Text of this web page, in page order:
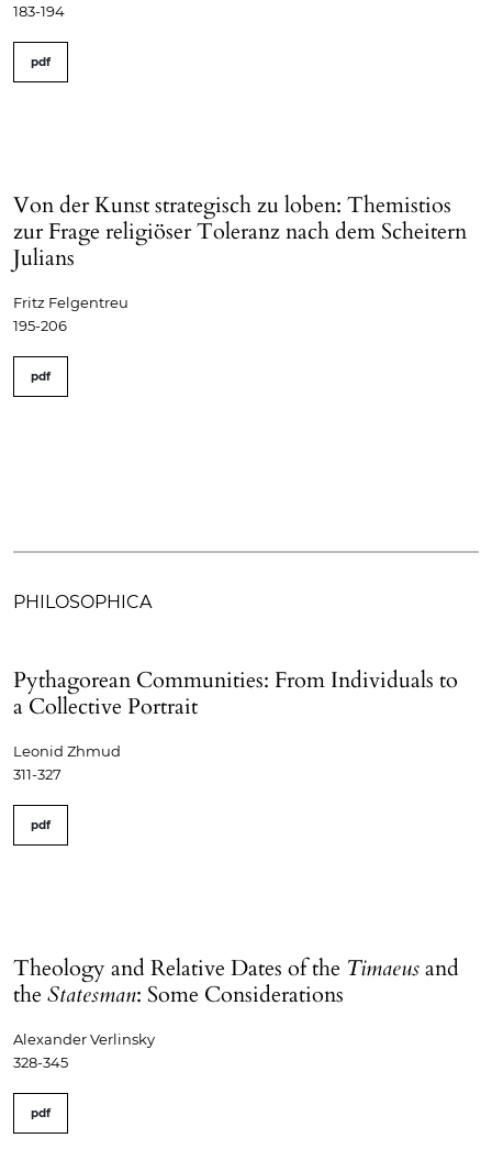
183-194
pdf
Von der Kunst strategisch zu loben: Themistios
zur Frage religiöser Toleranz nach dem Scheitern
Julians
Fritz Felgentreu
195-206
pdf
PHILOSOPHICA
Pythagorean Communities: From Individuals to
a Collective Portrait
Leonid Zhmud
311-327
pdf
Theology and Relative Dates of the Timaeusand
the Statesman: Some Considerations
Alexander Verlinsky
328-345
pdf